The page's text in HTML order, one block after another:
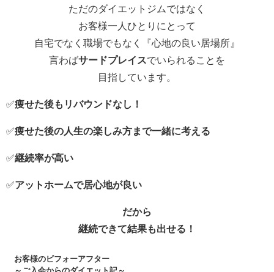
ただのダイエットジムではなく
お客様一人ひとりにとって
自宅でなく職場でもなく『心地の良い居場所』
言わばサードプレイスでいられることを
目指しています。
✅痩せた後もリバウンドなし！
✅痩せた後の人生の楽しみ方まで一緒に考える
✅継続率が高い
✅アットホームで居心地が良い
だから
継続できて結果も出せる！
お客様のビフォーアフター
～ご入会からのダイエット記～